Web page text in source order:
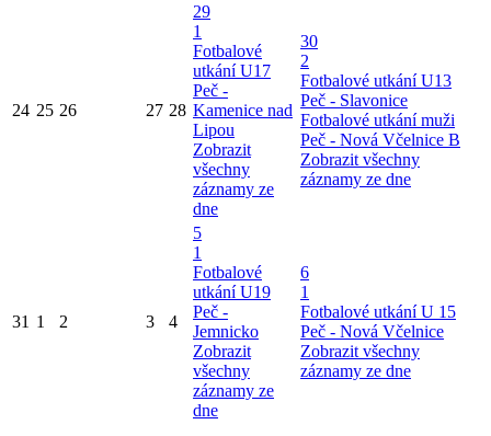
24 25 26 27 28
29
1
Fotbalové
utkání U17
Peč -
Kamenice nad
Lipou
Zobrazit
všechny
záznamy ze
dne
30
2
Fotbalové utkání U13
Peč - Slavonice
Fotbalové utkání muži
Peč - Nová Včelnice B
Zobrazit všechny
záznamy ze dne
31 1 2 3 4
5
1
Fotbalové
utkání U19
Peč -
Jemnicko
Zobrazit
všechny
záznamy ze
dne
6
1
Fotbalové utkání U 15
Peč - Nová Včelnice
Zobrazit všechny
záznamy ze dne